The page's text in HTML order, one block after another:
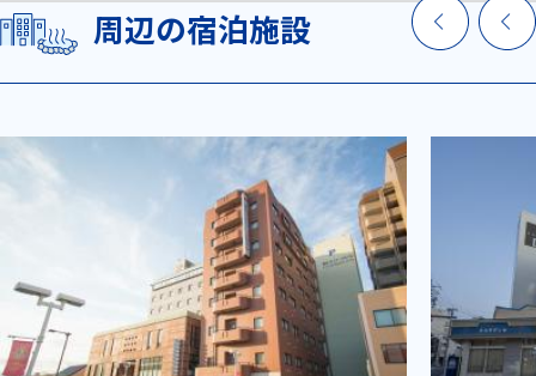
周辺の宿泊施設